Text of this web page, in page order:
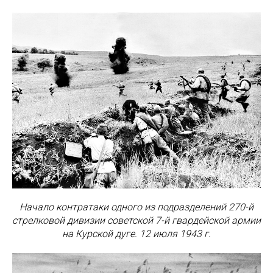
Начало контратаки одного из подразделений 270-й
стрелковой дивизии советской 7-й гвардейской армии
на Курской дуге. 12 июля 1943 г.